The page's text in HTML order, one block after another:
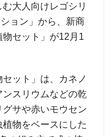
大人向けレゴシリ
ョン」から、新商
セット」が12月1
ット」は、カネノ
スリウムなどの乾
サや赤いモウセン
物をベースにした